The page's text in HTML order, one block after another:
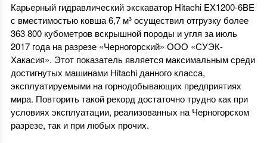
Карьерный гидравлический экскаватор Hitachi EX1200-6BE
с вместимостью ковша 6,7 м³ осуществил отгрузку более
363 800 кубометров вскрышной породы и угля за июль
2017 года на разрезе «Черногорский» ООО «СУЭК-
Хакасия». Этот показатель является максимальным среди
достигнутых машинами Hitachi данного класса,
эксплуатируемыми на горнодобывающих предприятиях
мира. Повторить такой рекорд достаточно трудно как при
условиях эксплуатации, реализованных на Черногорском
разрезе, так и при любых прочих.